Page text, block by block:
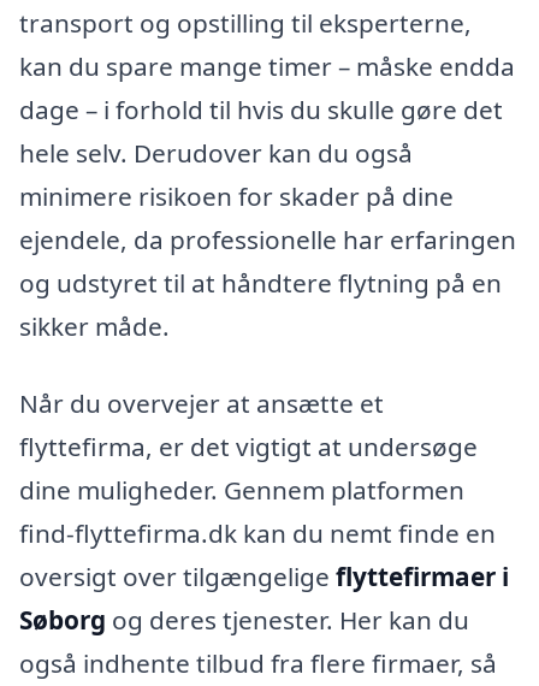
transport og opstilling til eksperterne,
kan du spare mange timer – måske endda
dage – i forhold til hvis du skulle gøre det
hele selv. Derudover kan du også
minimere risikoen for skader på dine
ejendele, da professionelle har erfaringen
og udstyret til at håndtere flytning på en
sikker måde.
Når du overvejer at ansætte et
flyttefirma, er det vigtigt at undersøge
dine muligheder. Gennem platformen
find-flyttefirma.dk kan du nemt finde en
oversigt over tilgængelige flyttefirmaer i
Søborg og deres tjenester. Her kan du
også indhente tilbud fra flere firmaer, så